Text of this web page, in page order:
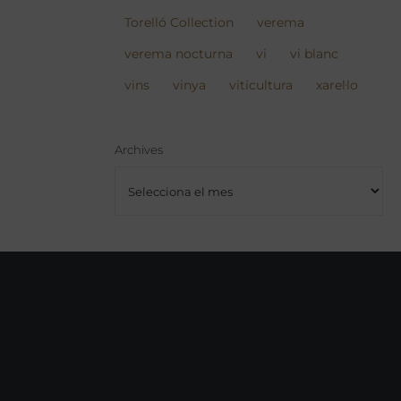
Torelló Collection verema
verema nocturna vi vi blanc
vins vinya viticultura xarel·lo
Archives